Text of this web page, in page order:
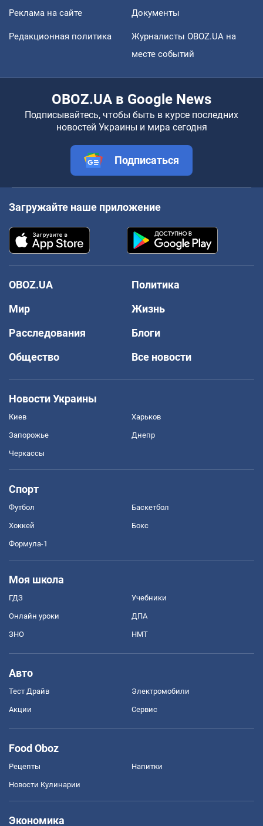
Реклама на сайте Документы
Редакционная политика
Журналисты OBOZ.UA на
месте событий
OBOZ.UA в Google News
Подписывайтесь, чтобы быть в курсе последних
новостей Украины и мира сегодня
Подписаться
Загружайте наше приложение
OBOZ.UA
Политика
Мир
Жизнь
Расследования
Блоги
Общество
Все новости
Новости Украины
Киев Харьков
Запорожье Днепр
Черкассы
Спорт
Футбол Баскетбол
Хоккей Бокс
Формула-1
Моя школа
ГДЗ Учебники
Онлайн уроки ДПА
ЗНО НМТ
Авто
Тест Драйв Электромобили
Акции Сервис
Food Oboz
Рецепты Напитки
Новости Кулинарии
Экономика